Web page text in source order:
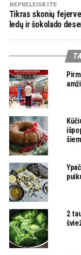
NEPRELEISKITE
Tikras skonių
ledų ir šokolado
2